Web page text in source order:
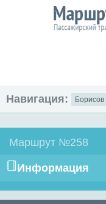
Навигация: Борисов
Маршрут №258
Информация